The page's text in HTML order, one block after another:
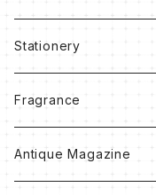
Others
Antique Wax
Bag
Accessory
Clothes
Stationery
Notebook
Ribbon
Fragrance
Antique Magazine